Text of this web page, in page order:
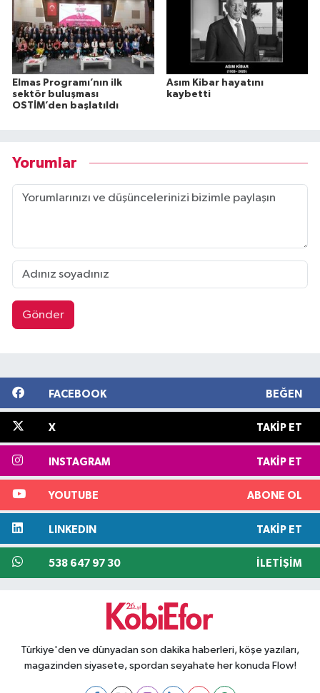
Elmas Programı’nın ilk
sektör buluşması
OSTİM’den başlatıldı
Asım Kibar hayatını
kaybetti
Yorumlar
Gönder
FACEBOOK BEĞEN
X TAKIP ET
INSTAGRAM TAKIP ET
YOUTUBE ABONE OL
LINKEDIN TAKIP ET
538 647 97 30 İLETIŞIM
Türkiye'den ve dünyadan son dakika haberleri, köşe yazıları,
magazinden siyasete, spordan seyahate her konuda Flow!